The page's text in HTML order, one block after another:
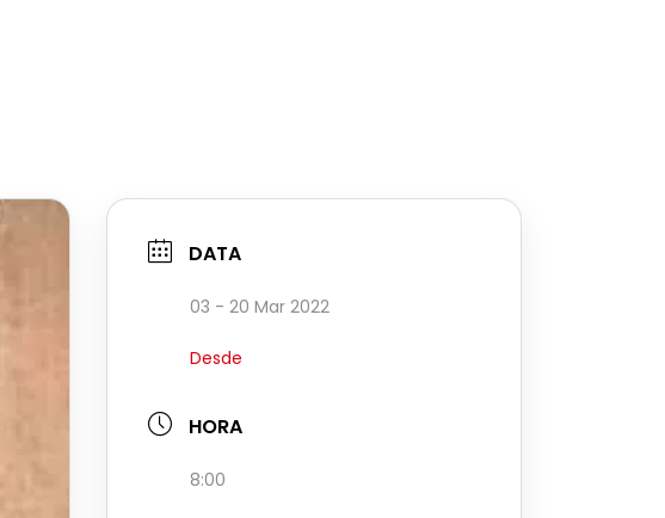
DATA
03 - 20 Mar 2022
Desde
HORA
8:00